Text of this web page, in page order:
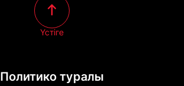
Политико туралы
Үстіге